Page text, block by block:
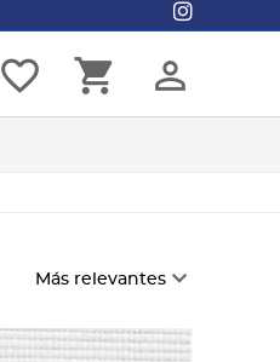
person_outline
shopping_cart
favorite_border
Más relevantes